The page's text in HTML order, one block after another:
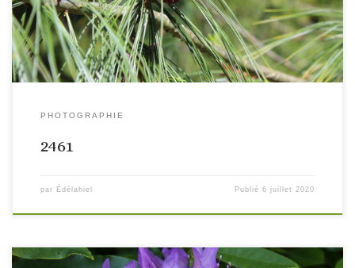
PHOTOGRAPHIE
2461
par Édélahiel Publié6 juillet 2020